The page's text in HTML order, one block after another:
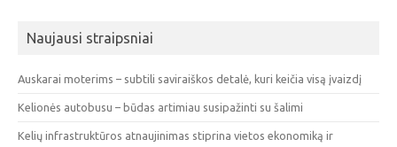
Naujausi straipsniai
Auskarai moterims – subtili saviraiškos detalė, kuri keičia visą įvaizdį
Kelionės autobusu – būdas artimiau susipažinti su šalimi
Kelių infrastruktūros atnaujinimas stiprina vietos ekonomiką ir